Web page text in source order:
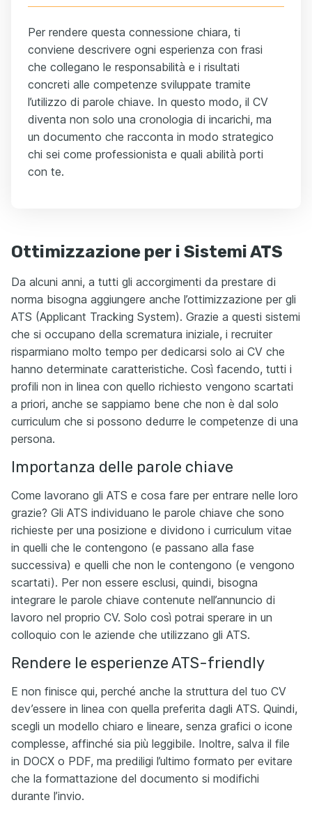
Per rendere questa connessione chiara, ti
conviene descrivere ogni esperienza con frasi
che collegano le responsabilità e i risultati
concreti alle competenze sviluppate tramite
l’utilizzo di parole chiave. In questo modo, il CV
diventa non solo una cronologia di incarichi, ma
un documento che racconta in modo strategico
chi sei come professionista e quali abilità porti
con te.
Ottimizzazione per i Sistemi ATS
Da alcuni anni, a tutti gli accorgimenti da prestare di
norma bisogna aggiungere anche l’ottimizzazione per gli
ATS (Applicant Tracking System). Grazie a questi sistemi
che si occupano della scrematura iniziale, i recruiter
risparmiano molto tempo per dedicarsi solo ai CV che
hanno determinate caratteristiche. Così facendo, tutti i
profili non in linea con quello richiesto vengono scartati
a priori, anche se sappiamo bene che non è dal solo
curriculum che si possono dedurre le competenze di una
persona.
Importanza delle parole chiave
Come lavorano gli ATS e cosa fare per entrare nelle loro
grazie? Gli ATS individuano le parole chiave che sono
richieste per una posizione e dividono i curriculum vitae
in quelli che le contengono (e passano alla fase
successiva) e quelli che non le contengono (e vengono
scartati). Per non essere esclusi, quindi, bisogna
integrare le parole chiave contenute nell’annuncio di
lavoro nel proprio CV. Solo così potrai sperare in un
colloquio con le aziende che utilizzano gli ATS.
Rendere le esperienze ATS-friendly
E non finisce qui, perché anche la struttura del tuo CV
dev’essere in linea con quella preferita dagli ATS. Quindi,
scegli un modello chiaro e lineare, senza grafici o icone
complesse, affinché sia più leggibile. Inoltre, salva il file
in DOCX o PDF, ma prediligi l’ultimo formato per evitare
che la formattazione del documento si modifichi
durante l’invio.